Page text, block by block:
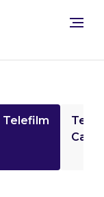
Telefilm